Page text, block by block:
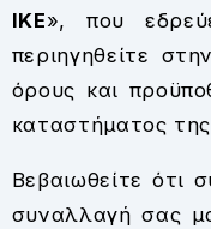
IKE», που
περιηγηθείτε
όρους και
καταστήματος της
Βεβαιωθείτε ότι
συναλλαγή σας